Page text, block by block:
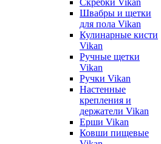
Скребки Vikan
Швабры и щетки
для пола Vikan
Кулинарные кисти
Vikan
Ручные щетки
Vikan
Ручки Vikan
Настенные
крепления и
держатели Vikan
Ерши Vikan
Ковши пищевые